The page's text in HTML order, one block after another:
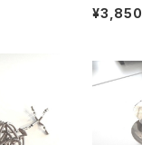
¥3,850